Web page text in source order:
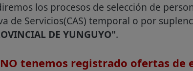
los procesos de selección de
de Servicios(CAS) temporal o por
DE YUNGUYO".
tenemos registrado ofertas de